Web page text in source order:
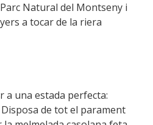
Natural del Montseny i
a tocar de la riera
a una estada perfecta:
de tot el parament